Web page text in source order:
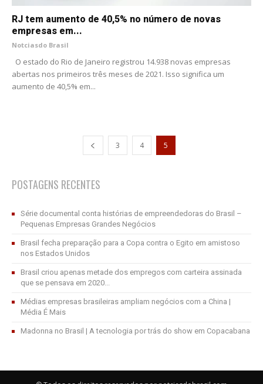
RJ tem aumento de 40,5% no número de novas
empresas em...
Notciasdo Brasil
O estado do Rio de Janeiro registrou 14.938 novas empresas
abertas nos primeiros três meses de 2021. Isso significa um
aumento de 40,5% em...
3 4 5
POSTAGENS RECENTES
Série documental conta histórias de empreendedoras do Brasil –
Pequenas Empresas Grandes Negócios
Brasil fecha preparação para a Copa contra o Egito em amistoso
nos Estados Unidos
Brasil criou apenas metade dos empregos com carteira assinada
que se pensava em 2020...
Médias empresas brasileiras ampliam negócios com a China |
Média É Mais
Madonna no Brasil | A tecnologia por trás do show em Copacabana